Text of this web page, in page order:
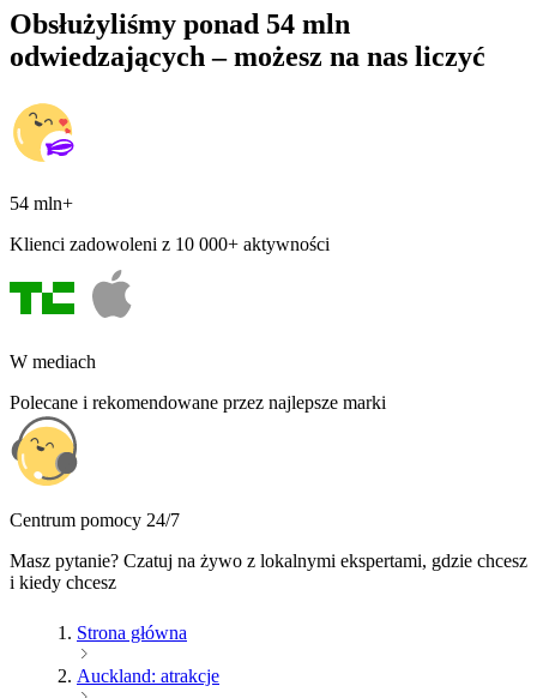
Obsłużyliśmy ponad 54 mln
odwiedzających – możesz na nas liczyć
54 mln+
Klienci zadowoleni z 10 000+ aktywności
W mediach
Polecane i rekomendowane przez najlepsze marki
Centrum pomocy 24/7
Masz pytanie? Czatuj na żywo z lokalnymi ekspertami, gdzie chcesz
i kiedy chcesz
Strona główna
Auckland: atrakcje